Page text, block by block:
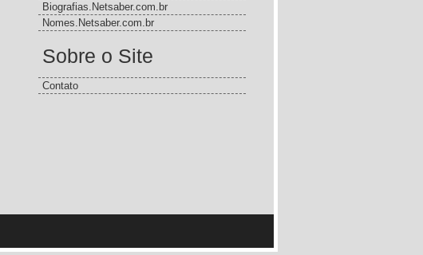
Biografias.Netsaber.com.br
Nomes.Netsaber.com.br
Sobre o Site
Contato